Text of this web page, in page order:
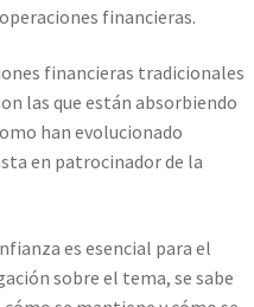
financieras.
financieras tradicionales
las que están absorbiendo
han evolucionado
en patrocinador de la
es esencial para el
sobre el tema, se sabe